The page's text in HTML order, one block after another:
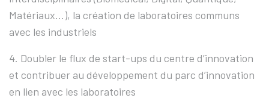
Matériaux…), la création de laboratoires communs
avec les industriels
4. Doubler le flux de start-ups du centre d’innovation
et contribuer au développement du parc d’innovation
en lien avec les laboratoires